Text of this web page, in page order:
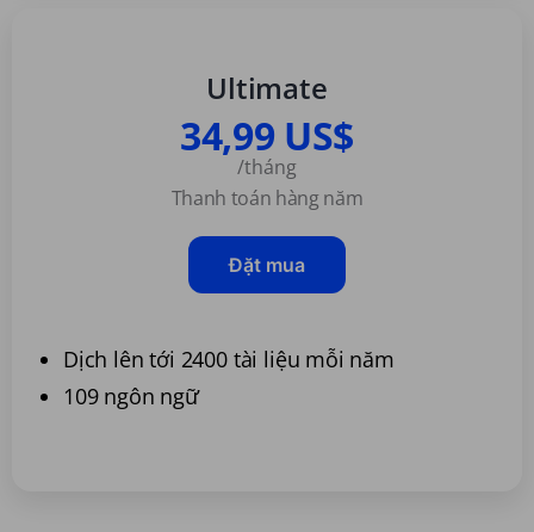
Ultimate
34,99 US$
/tháng
Thanh toán hàng năm
Đặt mua
Dịch lên tới 2400 tài liệu mỗi năm
109 ngôn ngữ